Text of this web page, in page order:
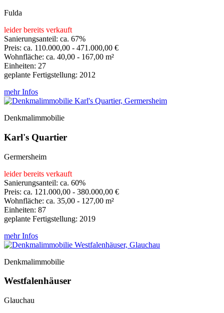
Fulda
leider bereits verkauft
Sanierungsanteil: ca. 67%
Preis: ca. 110.000,00 - 471.000,00 €
Wohnfläche: ca. 40,00 - 167,00 m²
Einheiten: 27
geplante Fertigstellung: 2012
mehr Infos
Denkmalimmobilie
Karl's Quartier
Germersheim
leider bereits verkauft
Sanierungsanteil: ca. 60%
Preis: ca. 121.000,00 - 380.000,00 €
Wohnfläche: ca. 35,00 - 127,00 m²
Einheiten: 87
geplante Fertigstellung: 2019
mehr Infos
Denkmalimmobilie
Westfalenhäuser
Glauchau